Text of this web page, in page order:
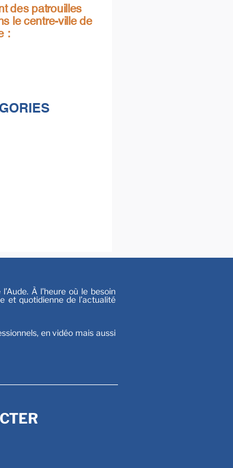
des patrouilles
le centre-ville de
:
À l’heure où le besoin
et quotidienne de l’actualité
en vidéo mais aussi